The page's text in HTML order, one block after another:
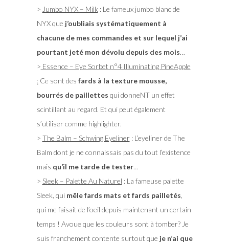
> Jumbo NYX – Milk : Le fameux jumbo blanc de
NYX que j’oubliais systématiquement à
chacune de mes commandes et sur lequel j’ai
pourtant jeté mon dévolu depuis des mois…
> Essence – Eye Sorbet n°4 Illuminating PineApple
:Ce sont des fards à la texture mousse,
bourrés de paillettes qui donneNT un effet
scintillant au regard. Et qui peut également
s’utiliser comme highlighter.
> The Balm – Schwing Eyeliner: L’eyeliner de The
Balm dont je ne connaissais pas du tout l’existence
mais qu’il me tarde de tester…
> Sleek – Palette Au Naturel : La fameuse palette
Sleek, qui mêle fards mats et fards pailletés
qui me faisait de l’oeil depuis maintenant un certain
temps ! Avoue que les couleurs sont à tomber? Je
suis franchement contente surtout que je n’ai que